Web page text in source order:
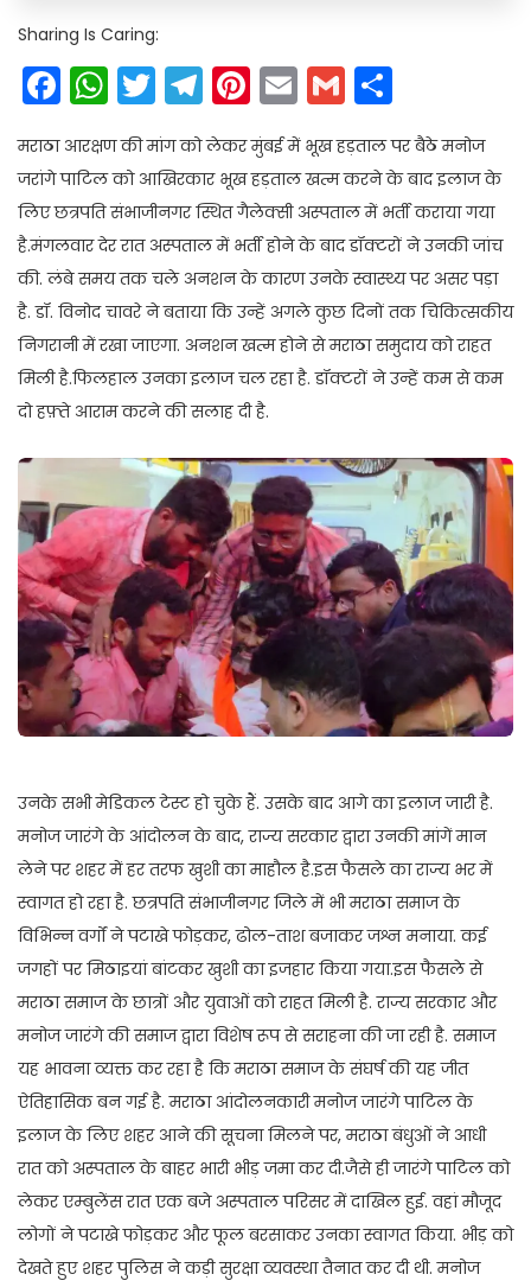
Sharing Is Caring:
Facebook
WhatsApp
Twitter
Telegram
Pinterest
EmailGmail
मराठा आरक्षण की मांग को लेकर मुंबई में भूख हड़ताल पर बैठे मनोज
जरांगे पाटिल को आखिरकार भूख हड़ताल खत्म करने के बाद इलाज के
लिए छत्रपति संभाजीनगर स्थित गैलेक्सी अस्पताल में भर्ती कराया गया
है.मंगलवार देर रात अस्पताल में भर्ती होने के बाद डॉक्टरों ने उनकी जांच
की. लंबे समय तक चले अनशन के कारण उनके स्वास्थ्य पर असर पड़ा
है. डॉ. विनोद चावरे ने बताया कि उन्हें अगले कुछ दिनों तक चिकित्सकीय
निगरानी में रखा जाएगा. अनशन खत्म होने से मराठा समुदाय को राहत
मिली है.फिलहाल उनका इलाज चल रहा है. डॉक्टरों ने उन्हें कम से कम
दो हफ़्ते आराम करने की सलाह दी है.
उनके सभी मेडिकल टेस्ट हो चुके हैं. उसके बाद आगे का इलाज जारी है.
मनोज जारंगे के आंदोलन के बाद, राज्य सरकार द्वारा उनकी मांगें मान
लेने पर शहर में हर तरफ खुशी का माहौल है.इस फैसले का राज्य भर में
स्वागत हो रहा है. छत्रपति संभाजीनगर जिले में भी मराठा समाज के
विभिन्न वर्गों ने पटाखे फोड़कर, ढोल-ताश बजाकर जश्न मनाया. कई
जगहों पर मिठाइयां बांटकर खुशी का इजहार किया गया.इस फैसले से
मराठा समाज के छात्रों और युवाओं को राहत मिली है. राज्य सरकार और
मनोज जारंगे की समाज द्वारा विशेष रूप से सराहना की जा रही है. समाज
यह भावना व्यक्त कर रहा है कि मराठा समाज के संघर्ष की यह जीत
ऐतिहासिक बन गई है. मराठा आंदोलनकारी मनोज जारंगे पाटिल के
इलाज के लिए शहर आने की सूचना मिलने पर, मराठा बंधुओं ने आधी
रात को अस्पताल के बाहर भारी भीड़ जमा कर दी.जैसे ही जारंगे पाटिल को
लेकर एम्बुलेंस रात एक बजे अस्पताल परिसर में दाखिल हुई. वहां मौजूद
लोगों ने पटाखे फोड़कर और फूल बरसाकर उनका स्वागत किया. भीड़ को
देखते हुए शहर पुलिस ने कड़ी सुरक्षा व्यवस्था तैनात कर दी थी. मनोज